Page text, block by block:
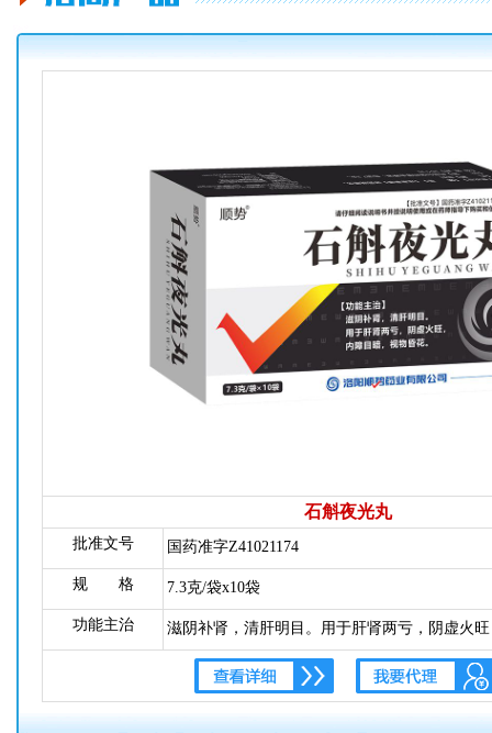
石斛夜光丸
批准文号 国药准字Z41021174
规 格 7.3克/袋x10袋
功能主治
滋阴补肾，清肝明目。用于肝肾两亏，阴虚火
花。